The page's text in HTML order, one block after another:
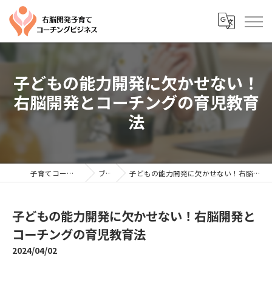
子どもの能力開発に欠かせない！
右脳開発とコーチングの育児教育
法
子育てコーチングならYTC ブログ 子どもの能力開発に欠かせない！右脳開発とコーチングの育児教育法
子どもの能力開発に欠かせない！右脳開発と
コーチングの育児教育法
2024/04/02